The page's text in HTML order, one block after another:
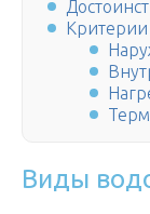
Виды